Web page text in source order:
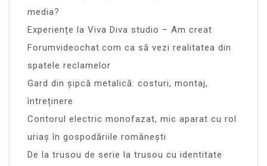
media?
Experiențe la Viva Diva studio – Am creat
Forumvideochat.com ca să vezi realitatea din
spatele reclamelor
Gard din șipcă metalică: costuri, montaj,
întreținere
Contorul electric monofazat, mic aparat cu rol
uriaș în gospodăriile românești
De la trusou de serie la trusou cu identitate